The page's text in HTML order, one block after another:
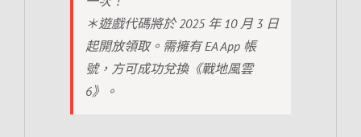
＊遊戲代碼將於 2025 年 10 月 3 日
起開放領取。需擁有 EA App 帳
號，方可成功兌換《戰地風雲
6》。